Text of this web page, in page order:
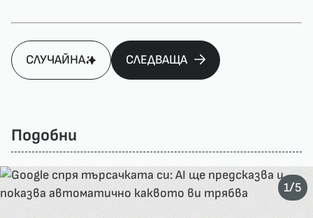
СЛУЧАЙНА СЛЕДВАЩА
Подобни
1/5